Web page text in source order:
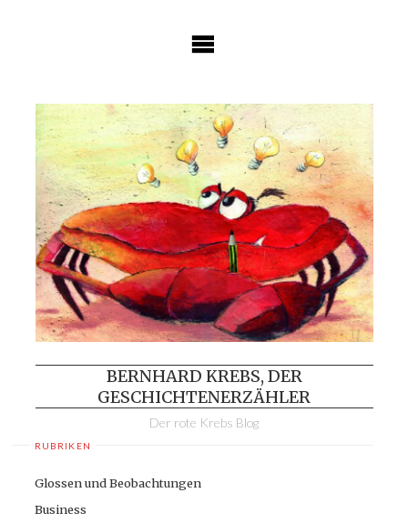
BERNHARD KREBS, DER
GESCHICHTENERZÄHLER
Der rote Krebs Blog
RUBRIKEN
Glossen und Beobachtungen
Business